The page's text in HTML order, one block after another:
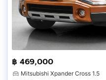
฿ 469,000
Mitsubishi Xpander Cross 1.5